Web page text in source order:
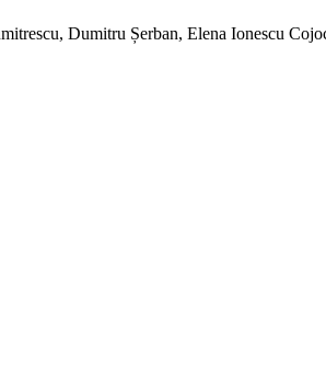
Dumitru Șerban, Elena Ionescu